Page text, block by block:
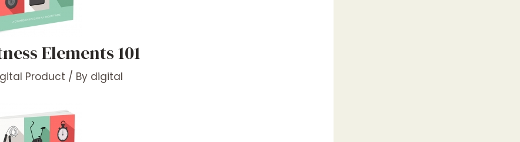
Elements 101
Product / By digital